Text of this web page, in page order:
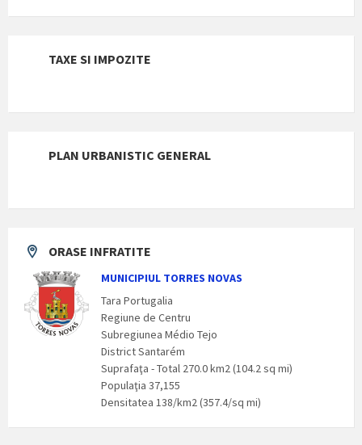
TAXE SI IMPOZITE
PLAN URBANISTIC GENERAL
ORASE INFRATITE
MUNICIPIUL TORRES NOVAS
Tara Portugalia
Regiune de Centru
Subregiunea Médio Tejo
District Santarém
Suprafaţa - Total 270.0 km2 (104.2 sq mi)
Populaţia 37,155
Densitatea 138/km2 (357.4/sq mi)